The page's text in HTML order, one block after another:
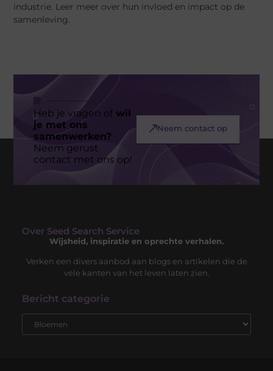
industrie. Leer meer over hun invloed en impact op de
samenleving.
Heb je vragen ofwil
je met ons
samenwerken?
Neem gerust
contact met ons op!
Neem contact op
Over Seed Search Service
Wijsheid, inspiratie en oprechte verhalen.
Verken een divers aanbod aan blogs en artikelen die de
vele kanten van het leven laten zien.
Bericht categorie